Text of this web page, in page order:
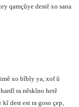
qamçûye destê xo sana
xo bîbîy ya, xof û
ra nêskîno hetê
dest est ra goso çep,